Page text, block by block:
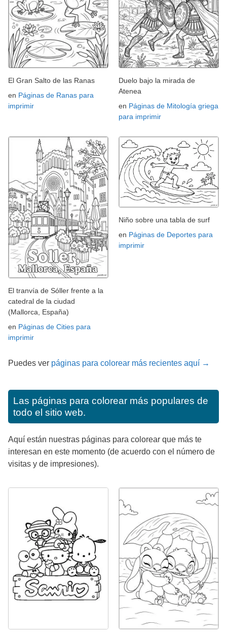
El Gran Salto de las Ranas
en Páginas de Ranas para
imprimir
Duelo bajo la mirada de
Atenea
en Páginas de Mitología griega
para imprimir
El tranvía de Sóller frente a la
catedral de la ciudad
(Mallorca, España)
en Páginas de Cities para
imprimir
Niño sobre una tabla de surf
en Páginas de Deportes para
imprimir
Puedes ver páginas para colorear más recientes aquí →
Las páginas para colorear más populares de
todo el sitio web.
Aquí están nuestras páginas para colorear que más te
interesan en este momento (de acuerdo con el número de
visitas y de impresiones).